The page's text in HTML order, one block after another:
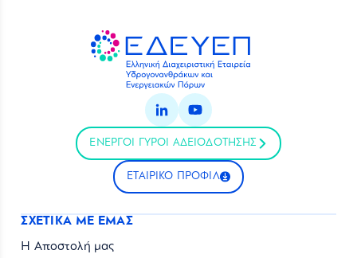
ΕΝΕΡΓΟΙ ΓΥΡΟΙ ΑΔΕΙΟΔΟΤΗΣΗΣ
ΕΤΑΙΡΙΚΟ ΠΡΟΦΙΛ
ΣΧΕΤΙΚΑ ΜΕ ΕΜΑΣ
Η Αποστολή μας